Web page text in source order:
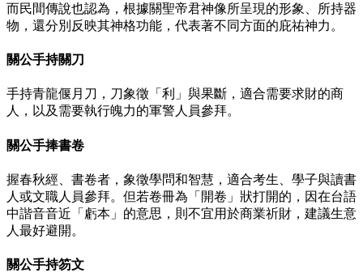
而民間傳說也認為，根據關聖帝君神像所呈現的形象、所持器
物，還分別反映其神格功能，代表著不同方面的庇祐神力。
關公手持關刀
手持青龍偃月刀，刀象徵「利」與果斷，適合需要求財的商
人，以及需要執行魄力的軍警人員參拜。
關公手捧書卷
握春秋經、書卷者，象徵學問和智慧，適合考生、學子與讀書
人或文職人員參拜。但若卷冊為「開卷」狀打開的，因在台語
中諧音音近「虧本」的意思，則不宜用於商業祈財，建議生意
人最好避開。
關公手持笏文